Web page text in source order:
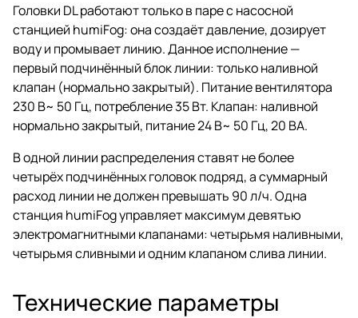
Головки DL работают только в паре с насосной
станцией humiFog: она создаёт давление, дозирует
воду и промывает линию. Данное исполнение —
первый подчинённый блок линии: только наливной
клапан (нормально закрытый). Питание вентилятора
230 В~ 50 Гц, потребление 35 Вт. Клапан: наливной
нормально закрытый, питание 24 В~ 50 Гц, 20 ВА.
В одной линии распределения ставят не более
четырёх подчинённых головок подряд, а суммарный
расход линии не должен превышать 90 л/ч. Одна
станция humiFog управляет максимум девятью
электромагнитными клапанами: четырьмя наливными,
четырьмя сливными и одним клапаном слива линии.
Технические параметры